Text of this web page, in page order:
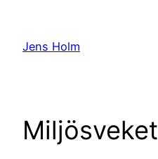
innehåll
Jens Holm
Miljösveket